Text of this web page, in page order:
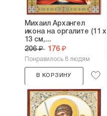
Михаил Архангел
икона на оргалите (11 х
13 см,...
206 ₽ 176 ₽
Понравилось 8 людям
В КОРЗИНУ